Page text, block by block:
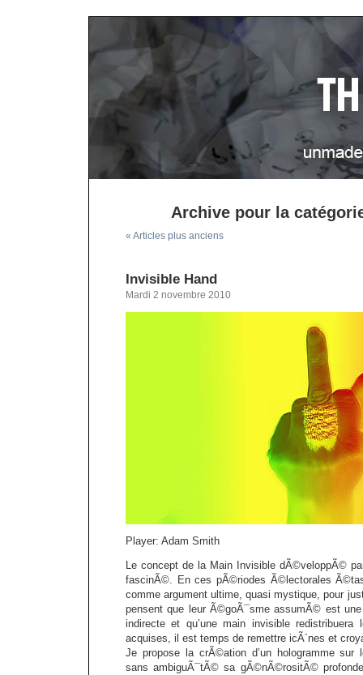
Archive pour la
« Articles plus anciens
Invisible Hand
Mardi 2 novembre 2010
Player: Adam Smith
Le concept de la Main Invisible dÃ©veloppÃ©
fascinÃ©. En ces pÃ©riodes Ã©lectorales
comme argument ultime, quasi mystique, pour
pensent que leur Ã©goÃ¯sme assumÃ© est
indirecte et qu’une main invisible redistribuera
acquises, il est temps de remettre icÃ´nes et
Je propose la crÃ©ation d’un hologramme sur
sans ambiguÃ¯tÃ© sa gÃ©nÃ©rositÃ©